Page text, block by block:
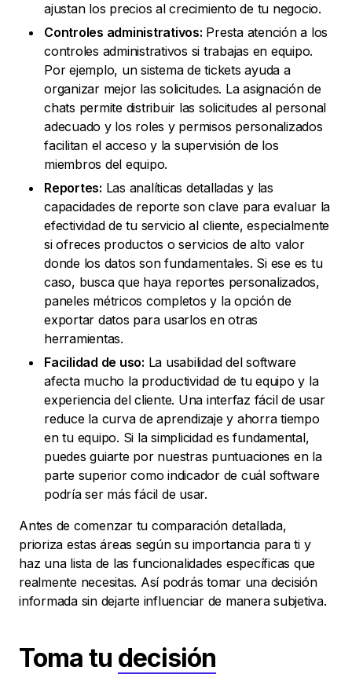
ajustan los precios al crecimiento de tu negocio.
Controles administrativos: Presta atención a los
controles administrativos si trabajas en equipo.
Por ejemplo, un sistema de tickets ayuda a
organizar mejor las solicitudes. La asignación de
chats permite distribuir las solicitudes al personal
adecuado y los roles y permisos personalizados
facilitan el acceso y la supervisión de los
miembros del equipo.
Reportes: Las analíticas detalladas y las
capacidades de reporte son clave para evaluar la
efectividad de tu servicio al cliente, especialmente
si ofreces productos o servicios de alto valor
donde los datos son fundamentales. Si ese es tu
caso, busca que haya reportes personalizados,
paneles métricos completos y la opción de
exportar datos para usarlos en otras
herramientas.
Facilidad de uso: La usabilidad del software
afecta mucho la productividad de tu equipo y la
experiencia del cliente. Una interfaz fácil de usar
reduce la curva de aprendizaje y ahorra tiempo
en tu equipo. Si la simplicidad es fundamental,
puedes guiarte por nuestras puntuaciones en la
parte superior como indicador de cuál software
podría ser más fácil de usar.
Antes de comenzar tu comparación detallada,
prioriza estas áreas según su importancia para ti y
haz una lista de las funcionalidades específicas que
realmente necesitas. Así podrás tomar una decisión
informada sin dejarte influenciar de manera subjetiva.
Toma tu decisión